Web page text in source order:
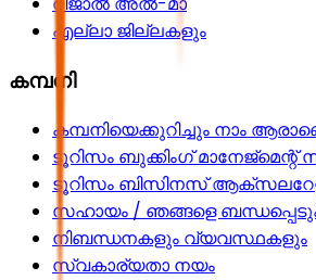
എല്ലാ ജില്ലകളും
കമ്പനി
കമ്പനിയെക്കുറിച്ചും നാം
ടൂറിസം ബുക്കിംഗ് മാനേജ്മെന്റ്
ടൂറിസം ബിസിനസ്
സഹായം / ഞങ്ങളെ
നിബന്ധനകളും വ്യവസ്ഥകളും
സ്വകാര്യതാ നയം